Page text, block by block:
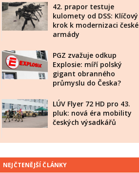
42. prapor testuje
kulomety od DSS: Klíčový
krok k modernizaci české
armády
PGZ zvažuje odkup
Explosie: míří polský
gigant obranného
průmyslu do Česka?
LÚV Flyer 72 HD pro 43.
pluk: nová éra mobility
českých výsadkářů
NEJČTENĚJŠÍ ČLÁNKY